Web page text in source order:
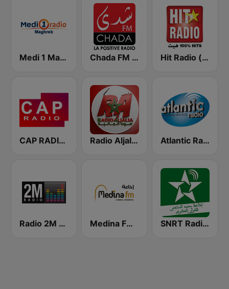
Medi 1 Maghreb (ميدى1 مغرب) Chada FM (شدى فم) Hit Radio (هيت راديو)
CAP RADIO MAROC Radio Aljalia - راديو الجالية Atlantic Radio (أتلانتيك راديو)
Radio 2M (راديو 2 م) Medina FM (إذاعة مدينة فم) SNRT Radio Idaat Mohammed Assadiss (السادسة)